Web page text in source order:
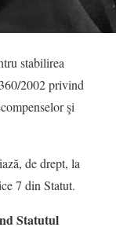
stabilirea
2002 privind
şi
de drept, la
7 din Statut.
Statutul